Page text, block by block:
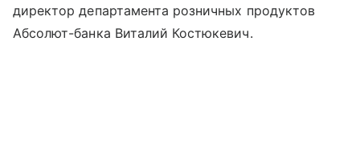
директор департамента розничных продуктов
Абсолют-банка Виталий Костюкевич.